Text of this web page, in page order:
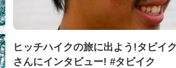
ヒッチハイクの旅に出よう!タビイ
さんにインタビュー! #タビイク